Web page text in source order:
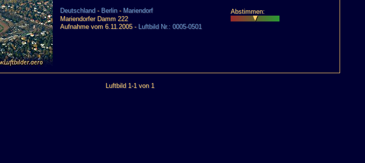
Deutschland- Berlin- Mariendorf
Mariendorfer Damm 222
Abstimmen:
Aufnahme vom 6.11.2005 - Luftbild Nr.: 0005-0501
Luftbild 1-1 von 1